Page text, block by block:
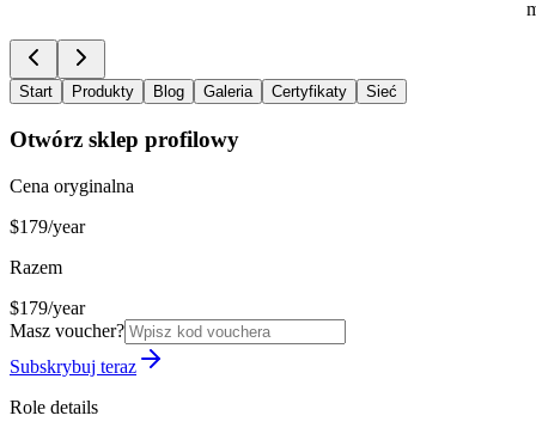
Start Produkty Blog Galeria Certyfikaty Sieć
Otwórz sklep profilowy
Cena oryginalna
$179/year
Razem
$179/year
Masz voucher?
Subskrybuj teraz
Role details